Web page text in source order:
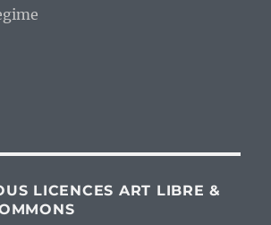
LICENCES ART LIBRE &